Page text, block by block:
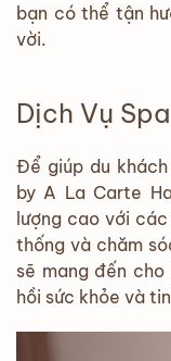
bạn có thể tận
vời.
Dịch Vụ
Để giúp du
by A La Carte
lượng cao với
thống và chăm
sẽ mang đến
hồi sức khỏe và